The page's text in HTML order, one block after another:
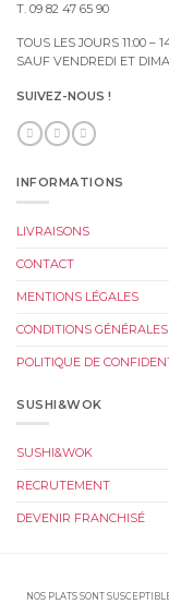
T. 09 82 47 65 90
TOUS LES JOURS 11:00 –
SAUF VENDREDI ET
SUIVEZ-NOUS !
INFORMATIONS
LIVRAISONS
CONTACT
MENTIONS LÉGALES
CONDITIONS
POLITIQUE DE
SUSHI&WOK
SUSHI&WOK
RECRUTEMENT
DEVENIR FRANCHISÉ
NOS PLATS SONT